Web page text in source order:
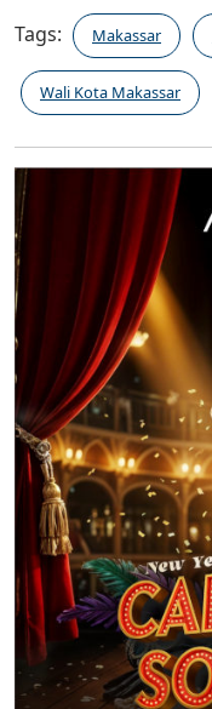
Tags: Makassar
Wali Kota Makassar